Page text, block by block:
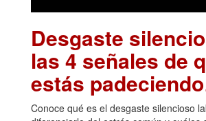
Desgaste
las 4 señales de
estás padeciendo
Conoce qué es el desgaste silencioso